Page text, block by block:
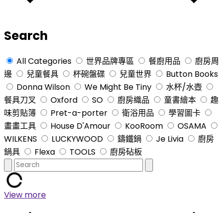
Search
All Categories 世界品牌專區 餐廚用品
廚房周
邊
兒童餐具 杯碗盤碟 兒童世界
Button Books
Donna Wilson
We Might Be Tiny
水杯/水壺
餐具刀叉
Oxford SO 廚房織品 童書繪本
趣
味剪貼簿
Pret-a-porter 衛浴用品
學習圖卡
畫畫工具
House D'Amour KooRoom
OSAMA
WILKENS
LUCKYWOOD 鑄鐵鍋 Je Livia
廚房
鍋具
Flexa TOOLS 廚房砧板
View more